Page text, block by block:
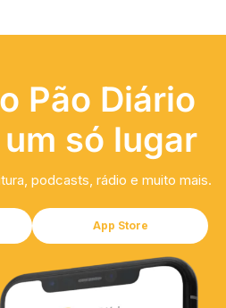
Pão Diário
só lugar
podcasts, rádio e muito mais.
App Store